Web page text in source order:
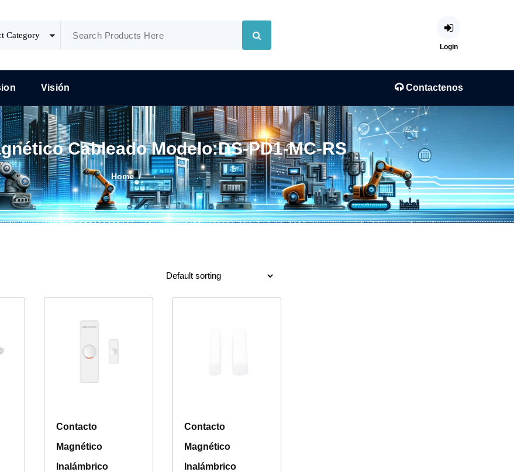
Login
Visión Contactenos
Cableado Modelo:DS-PD1-MC-RS
Home/
Contacto
Magnético
Inalámbrico
Contacto
Magnético
Inalámbrico